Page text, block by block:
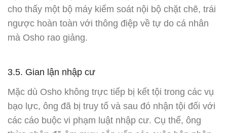
cho thấy một bộ máy kiểm soát nội bộ chặt chẽ, trái
ngược hoàn toàn với thông điệp về tự do cá nhân
mà Osho rao giảng.
3.5. Gian lận nhập cư
Mặc dù Osho không trực tiếp bị kết tội trong các vụ
bạo lực, ông đã bị truy tố và sau đó nhận tội đối với
các cáo buộc vi phạm luật nhập cư. Cụ thể, ông